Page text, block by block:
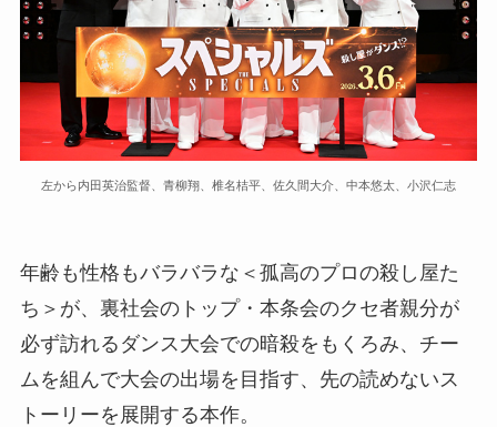
左から内田英治監督、青柳翔、椎名桔平、佐久間大介、中本悠太、小沢仁志
年齢も性格もバラバラな＜孤高のプロの殺し屋た
ち＞が、裏社会のトップ・本条会のクセ者親分が
必ず訪れるダンス大会での暗殺をもくろみ、チー
ムを組んで大会の出場を目指す、先の読めないス
トーリーを展開する本作。